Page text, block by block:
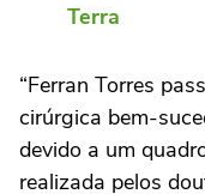
Terra
“Ferran Torres
cirúrgica bem-
devido a um
realizada pelos